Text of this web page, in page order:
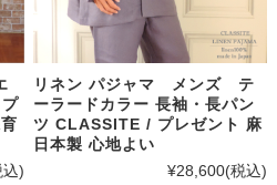
)
リネン パジャマ メンズ テ
ーラードカラー 長袖・長パン
ツ CLASSITE / プレゼント 麻
日本製 心地よい
¥28,600(税込)